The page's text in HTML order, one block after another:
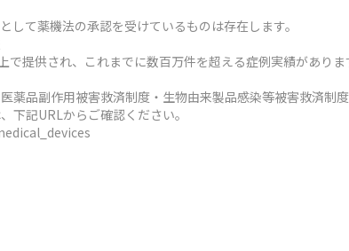
して薬機法の承認を受けているものは存在します。
提供され、これまでに数百万件を超える症例実績がありま
薬品副作用被害救済制度・生物由来製品感染等被害救済制度
下記URLからご確認ください。